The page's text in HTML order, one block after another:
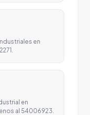
en
en
al 54006923.